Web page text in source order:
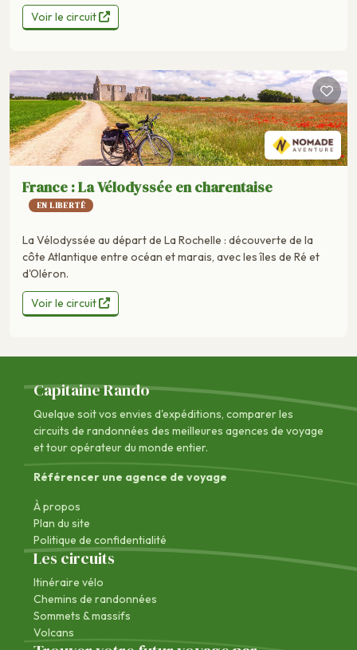
Voir le circuit
France : La Vélodyssée en charentaise
EN LIBERTÉ
La Vélodyssée au départ de La Rochelle : découverte de la
côte Atlantique entre océan et marais, avec les îles de Ré et
d'Oléron.
Voir le circuit
Capitaine Rando
Quelque soit vos envies d'expéditions, comparer les
circuits de randonnées des meilleures agences de voyage
et tour opérateur du monde entier.
Référencer une agence de voyage
À propos
Plan du site
Politique de confidentialité
Les circuits
Itinéraire vélo
Chemins de randonnées
Sommets & massifs
Volcans